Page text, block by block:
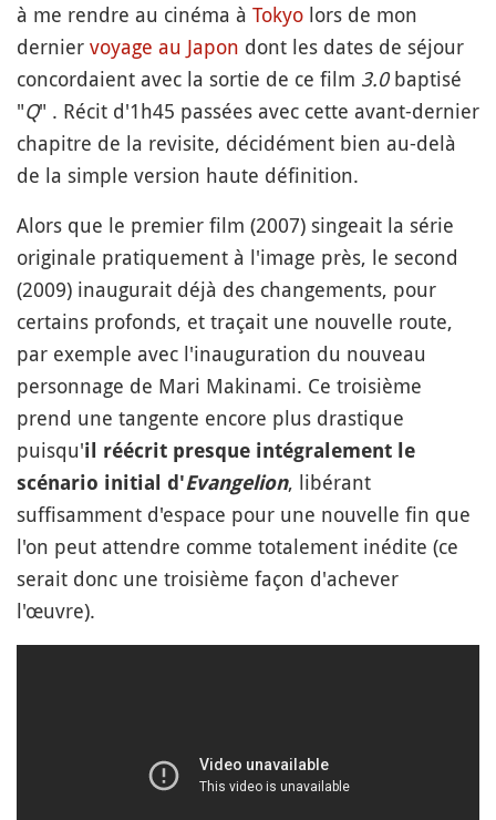
à me rendre au cinéma à Tokyo lors de mon
dernier voyage au Japon dont les dates de séjour
concordaient avec la sortie de ce film 3.0baptisé
"Q" . Récit d'1h45 passées avec cette avant-dernier
chapitre de la revisite, décidément bien au-delà
de la simple version haute définition.
Alors que le premier film (2007) singeait la série
originale pratiquement à l'image près, le second
(2009) inaugurait déjà des changements, pour
certains profonds, et traçait une nouvelle route,
par exemple avec l'inauguration du nouveau
personnage de Mari Makinami. Ce troisième
prend une tangente encore plus drastique
puisqu'il réécrit presque intégralement le
scénario initial d'Evangelion, libérant
suffisamment d'espace pour une nouvelle fin que
l'on peut attendre comme totalement inédite (ce
serait donc une troisième façon d'achever
l'œuvre).